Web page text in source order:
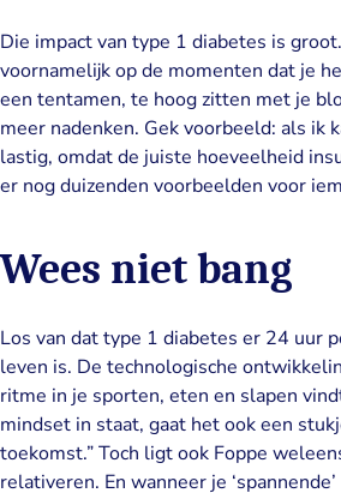
Die impact van type 1 diabetes is
voornamelijk op de momenten dat je
een tentamen, te hoog zitten met je
meer nadenken. Gek voorbeeld: als ik
lastig, omdat de juiste hoeveelheid
er nog duizenden voorbeelden voor
Wees niet bang
Los van dat type 1 diabetes er 24 uur
leven is. De technologische
ritme in je sporten, eten en slapen
mindset in staat, gaat het ook een
toekomst.” Toch ligt ook Foppe
relativeren. En wanneer je